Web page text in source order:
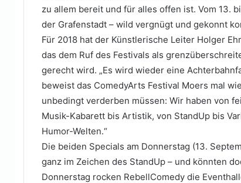
zu allem bereit und für alles offen ist. Vom 13.
der Grafenstadt – wild vergnügt und gekonnt
Für 2018 hat der Künstlerische Leiter Holger
das dem Ruf des Festivals als
gerecht wird. „Es wird wieder eine
beweist das ComedyArts Festival Moers mal
unbedingt verderben müssen: Wir haben von
Musik-Kabarett bis Artistik, von StandUp bis
Humor-Welten.“
Die beiden Specials am Donnerstag (13.
ganz im Zeichen des StandUp – und könnten
Donnerstag rocken RebellComedy die